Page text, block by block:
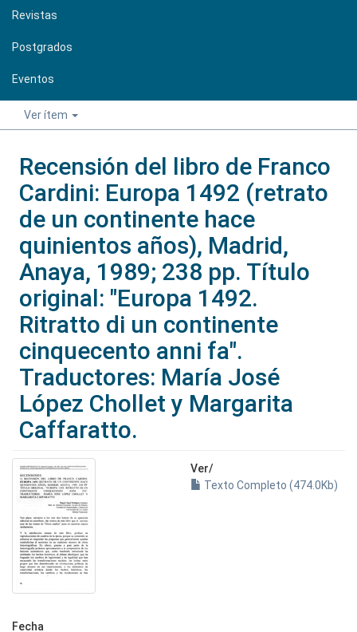
Revistas
Postgrados
Eventos
Ver ítem
Recensión del libro de Franco
Cardini: Europa 1492 (retrato
de un continente hace
quinientos años), Madrid,
Anaya, 1989; 238 pp. Título
original: "Europa 1492.
Ritratto di un continente
cinquecento anni fa".
Traductores: María José
López Chollet y Margarita
Caffaratto.
Ver/
Texto Completo (474.0Kb)
Fecha